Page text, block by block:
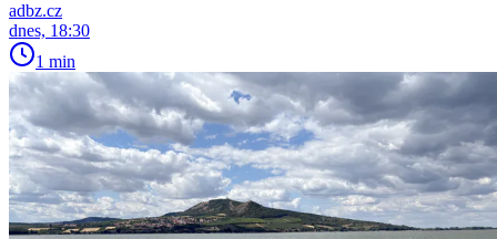
adbz.cz
dnes, 18:30
1 min